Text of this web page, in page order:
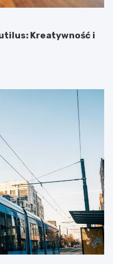
Kreatywność i